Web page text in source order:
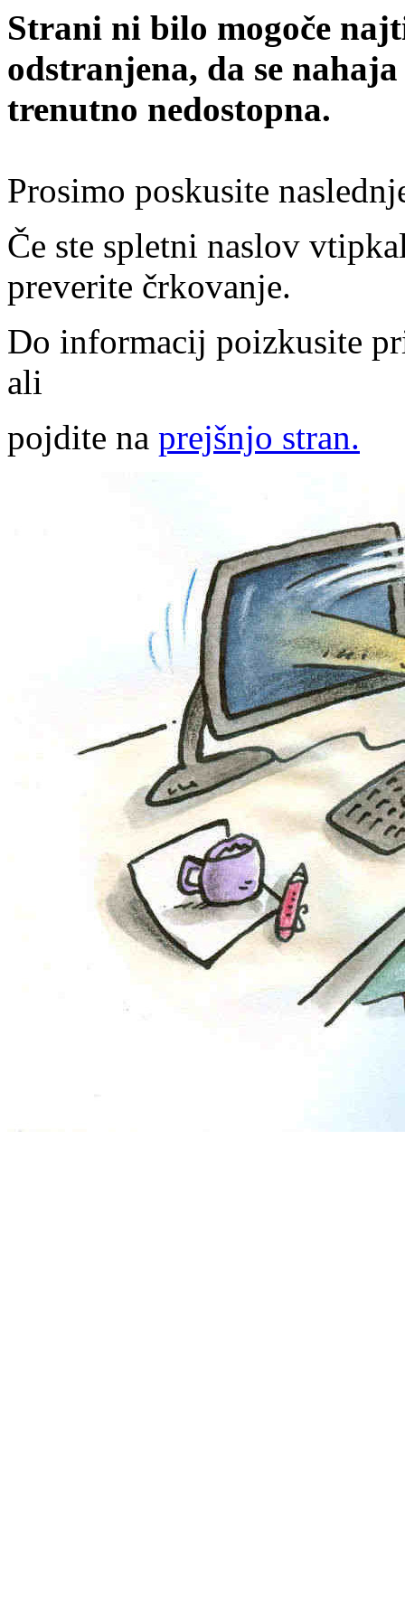
Strani ni bilo mogoče
odstranjena, da se
trenutno nedostopna.
Prosimo poskusite
Če ste spletni naslov
preverite črkovanje.
Do informacij poizkusite
ali
pojdite na prejšnjo stran.